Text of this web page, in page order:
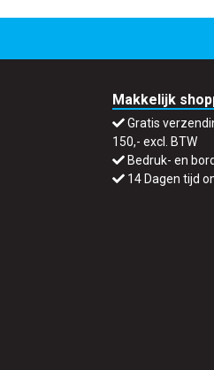
Makkelijk
Gratis
150,- excl. BTW
Bedruk- en
14 Dagen tijd